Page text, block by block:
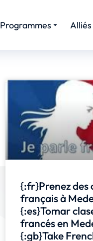
Programmes Alliés
{:fr}Prenez des
français à
{:es}Tomar
francés en
{:gb}Take